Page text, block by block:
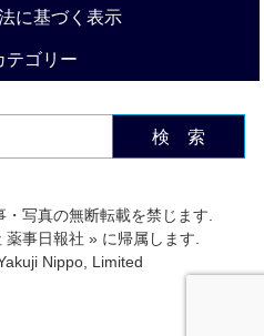
に基づく表示
テゴリー
検 索
・写真の無断転載を禁じます.
薬事日報社 » に帰属します.
Nippo, Limited